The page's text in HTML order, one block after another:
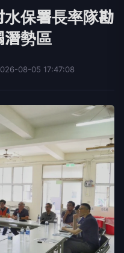
保署長率隊勘
潛勢區
08-05 17:47:08